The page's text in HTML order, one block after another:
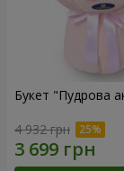
Букет "Пудрова
4 932 грн